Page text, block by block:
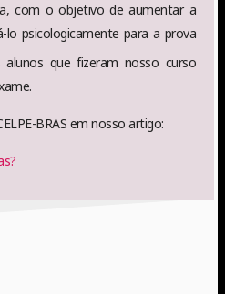
com o objetivo de aumentar a
lo psicologicamente para a prova
alunos que fizeram nosso curso
BRAS em nosso artigo: